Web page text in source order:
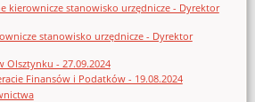
kierownicze stanowisko urzędnicze - Dyrektor
stanowisko urzędnicze - Dyrektor
Olsztynku - 27.09.2024
Finansów i Podatków - 19.08.2024